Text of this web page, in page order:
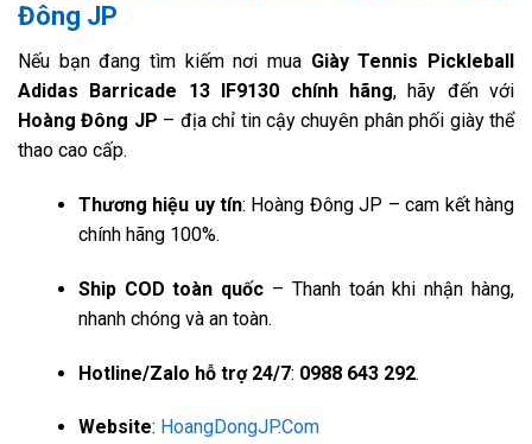
Đông JP
Nếu bạn đang tìm kiếm nơi mua Giày Tennis Pickleball
Adidas Barricade 13 IF9130 chính hãng, hãy đến với
Hoàng Đông JP – địa chỉ tin cậy chuyên phân phối giày thể
thao cao cấp.
Thương hiệu uy tín: Hoàng Đông JP – cam kết hàng
chính hãng 100%.
Ship COD toàn quốc – Thanh toán khi nhận hàng,
nhanh chóng và an toàn.
Hotline/Zalo hỗ trợ 24/7: 0988 643 292.
Website: HoangDongJP.Com